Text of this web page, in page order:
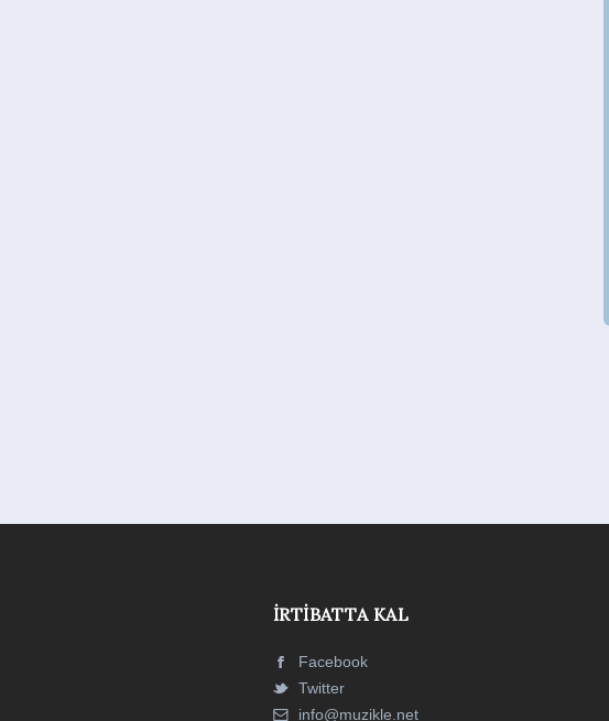
İRTIBATTA KAL
Facebook
Twitter
info@muzikle.net